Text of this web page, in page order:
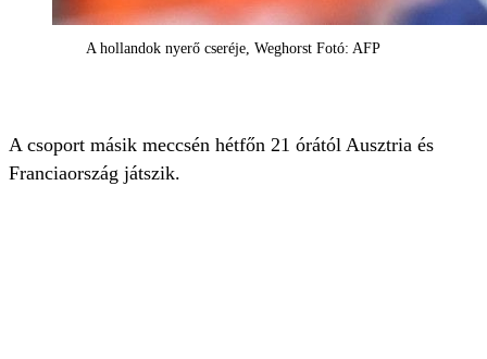
A hollandok nyerő cseréje, Weghorst Fotó: AFP
A csoport másik meccsén hétfőn 21 órától Ausztria és
Franciaország játszik.